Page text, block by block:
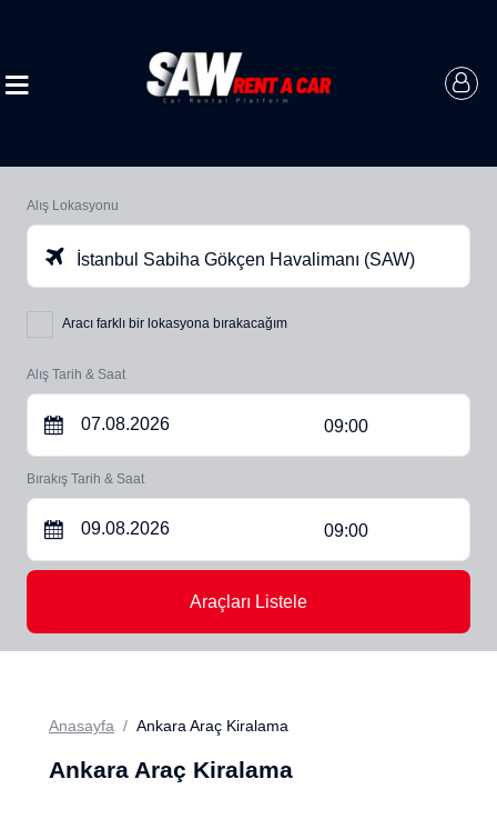
Alış Lokasyonu
İstanbul Sabiha Gökçen Havalimanı (SAW)
Aracı farklı bir lokasyona bırakacağım
Alış Tarih & Saat
09:00
Bırakış Tarih & Saat
09:00
Araçları Listele
Anasayfa Ankara Araç Kiralama
Ankara Araç Kiralama